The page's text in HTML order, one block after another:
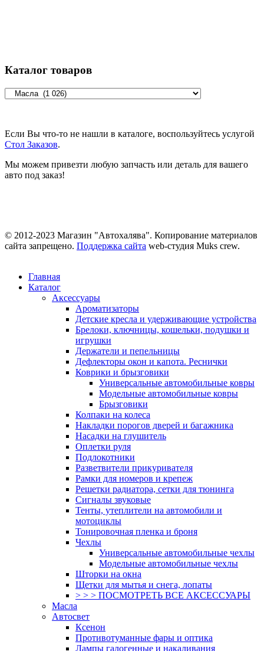
Каталог товаров
Если Вы что-то не нашли в каталоге, воспользуйтесь услугой
Стол Заказов.
Мы можем привезти любую запчасть или деталь для вашего
авто под заказ!
© 2012-2023 Магазин "Автохалява". Копирование материалов
сайта запрещено. Поддержка сайта web-студия Muks crew.
Главная
Каталог
Аксессуары
Ароматизаторы
Детские кресла и удерживающие устройства
Брелоки, ключницы, кошельки, подушки и
игрушки
Держатели и пепельницы
Дефлекторы окон и капота. Реснички
Коврики и брызговики
Универсальные автомобильные ковры
Модельные автомобильные ковры
Брызговики
Колпаки на колеса
Накладки порогов дверей и багажника
Насадки на глушитель
Оплетки руля
Подлокотники
Разветвители прикуривателя
Рамки для номеров и крепеж
Решетки радиатора, сетки для тюнинга
Сигналы звуковые
Тенты, утеплители на автомобили и
мотоциклы
Тонировочная пленка и броня
Чехлы
Универсальные автомобильные чехлы
Модельные автомобильные чехлы
Шторки на окна
Щетки для мытья и снега, лопаты
> > > ПОСМОТРЕТЬ ВСЕ АКСЕССУАРЫ
Масла
Автосвет
Ксенон
Противотуманные фары и оптика
Лампы галогенные и накаливания